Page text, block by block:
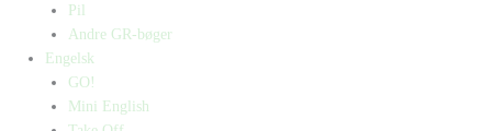
Pil
Andre GR-bøger
Engelsk
GO!
Mini English